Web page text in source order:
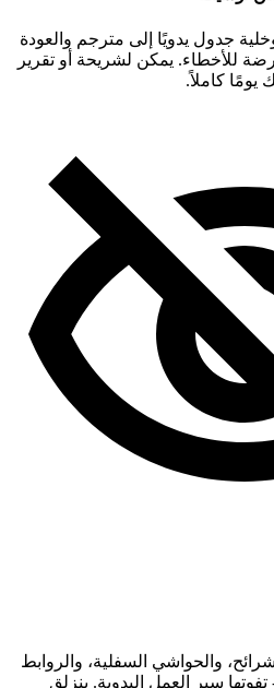
جدول يدويًا إلى مترجم والعودة
للأخطاء. يمكن لشريحة أو تقرير
والحواشي السفلية، والروابط
سير العمل اليدوية. ينزلق